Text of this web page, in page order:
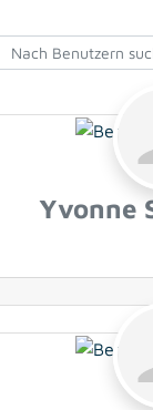
Nach Benutzern
Nach Benutzern
Yvonne